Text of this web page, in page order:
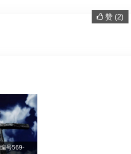
赞 (2)
号569-